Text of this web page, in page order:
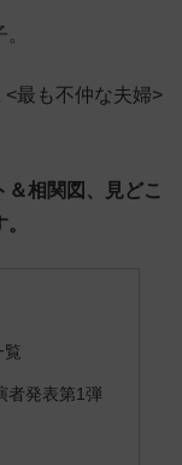
<最も不仲な夫婦>
相関図、見どこ
覧
者発表第1弾